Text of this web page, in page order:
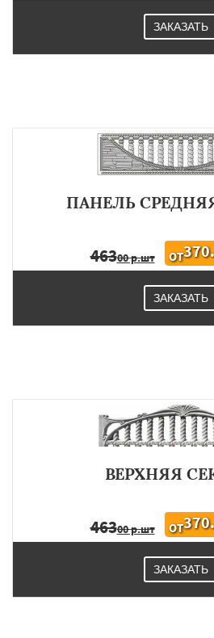
ЗАКАЗАТЬ
ПАНЕЛЬ
46300 р.шт ОТ
ЗАКАЗАТЬ
ВЕРХНЯЯ
46300 р.шт ОТ
ЗАКАЗАТЬ